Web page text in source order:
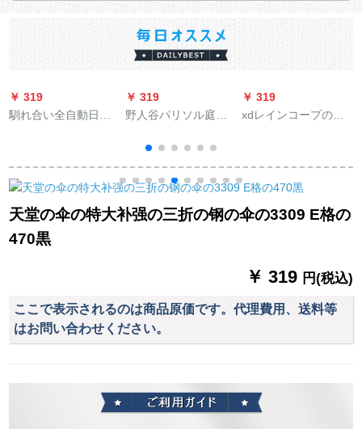
￥ 319
馴れ合い全自動日傘
用パラソル105栄光黒
￥ 319
野人谷パリソル庭园
たたみみ大广告伞日
伞ロマ伞保安ポスト
に傘を置く100 kgロ
マ傘台座YRG-090
￥ 319
xdレインコープのド
イク用の電気自動車1
人で全身大人1人分の
レインコート双帽子
つばさXL
天堂の伞の特大补强の三折の钢の伞の3309 E格の
470黒
￥ 319 円(税込)
ここで表示されるのは商品原価です。代理費用、送料等
はお問い合わせください。